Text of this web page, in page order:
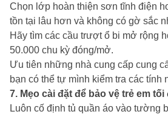
Chọn lớp hoàn thiện sơn tĩnh điện
tồn tại lâu hơn và không có gờ sắc
Hãy tìm các cầu trượt ổ bi mở rộng
50.000 chu kỳ đóng/mở.
Ưu tiên những nhà cung cấp cung
bạn có thể tự mình kiểm tra các tính
7. Mẹo cài đặt để bảo vệ trẻ em tối
Luôn cố định tủ quần áo vào tường